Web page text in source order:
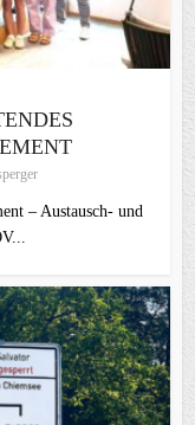
– Austausch- und